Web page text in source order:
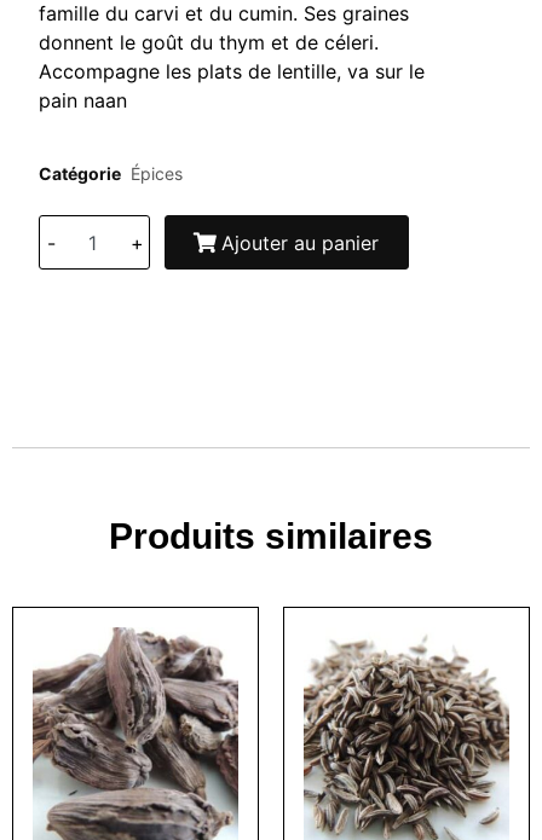
famille du carvi et du cumin. Ses graines
donnent le goût du thym et de céleri.
Accompagne les plats de lentille, va sur le
pain naan
Catégorie Épices
- + Ajouter au panier
Produits similaires